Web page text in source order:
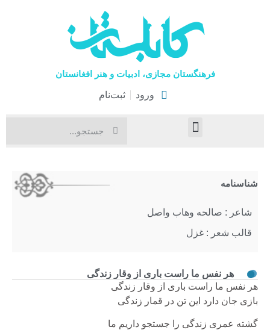
فرهنگستان مجازی، ادبیات و هنر افغانستان
ورود ثبت‌نام
هر نفس ما راست باری از وقار زندگی
هر نفس ما راست باری از وقار زندگی
بازی جان دارد این تن در قمار زندگی
گشته عمری زندگی را جستجو داریم ما
شناسنامه
شاعر : صالحه وهاب واصل
قالب شعر : غزل